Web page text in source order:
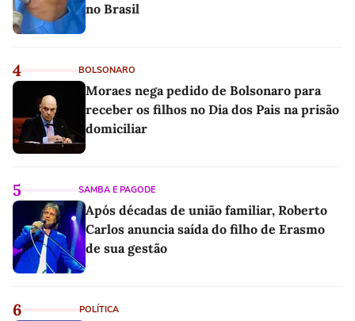
no Brasil
4 BOLSONARO
Moraes nega pedido de Bolsonaro para
receber os filhos no Dia dos Pais na prisão
domiciliar
5 SAMBA E PAGODE
Após décadas de união familiar, Roberto
Carlos anuncia saída do filho de Erasmo
de sua gestão
6 POLÍTICA